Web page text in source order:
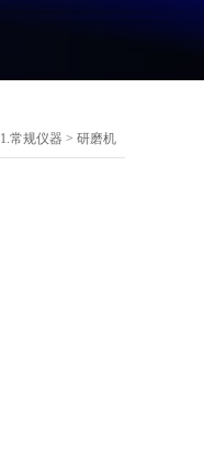
1.常规仪器 > 研磨机